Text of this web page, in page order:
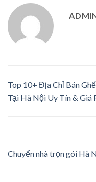
Top 10+ Địa Chỉ Bán
Tại Hà Nội Uy Tín & Giá
Chuyển nhà trọn gói Hà